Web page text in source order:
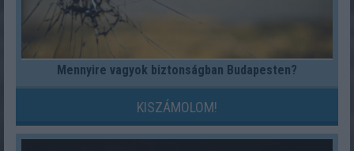
Mennyire vagyok biztonságban Budapesten?
KISZÁMOLOM!